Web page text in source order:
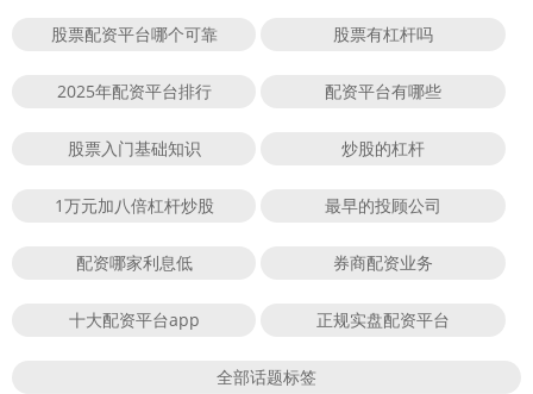
股票配资平台哪个可靠 股票有杠杆吗
2025年配资平台排行 配资平台有哪些
股票入门基础知识 炒股的杠杆
1万元加八倍杠杆炒股 最早的投顾公司
配资哪家利息低 券商配资业务
十大配资平台app 正规实盘配资平台
全部话题标签